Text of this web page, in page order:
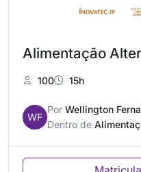
Alimentação
100 15h
WF
PorWellington
Dentro de